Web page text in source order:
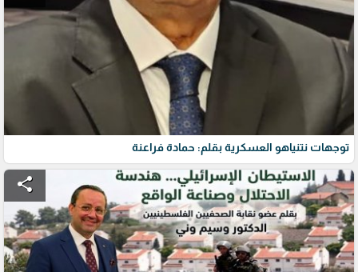
توجهات نتنياهو العسكرية بقلم: حمادة فراعنة
share